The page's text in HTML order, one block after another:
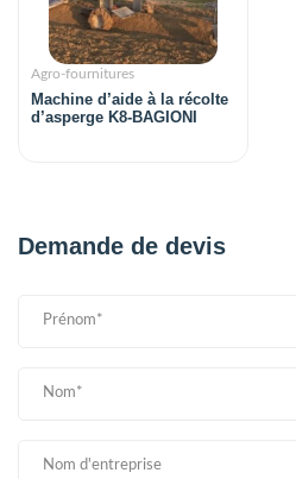
Agro-fournitures
Machine d’aide à la récolte
d’asperge K8-BAGIONI
Demande de devis